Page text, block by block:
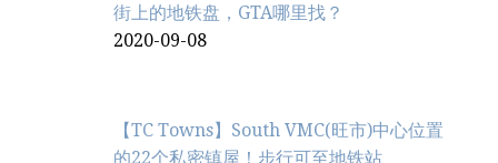
街上的地铁盘，GTA哪里找？
2020-09-08
【TC Towns】South VMC(旺市)中心位置
的22个私密镇屋！步行可至地铁站